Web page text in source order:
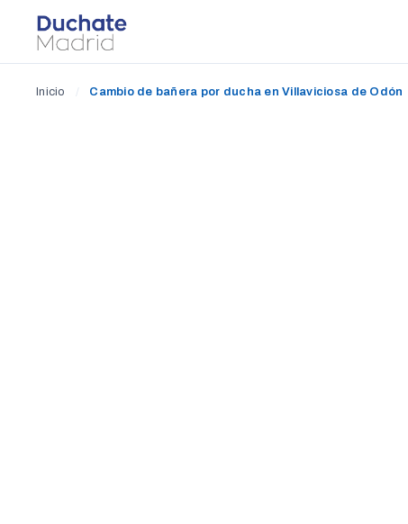
Inicio / Cambio de bañera por ducha en Villaviciosa de Odón